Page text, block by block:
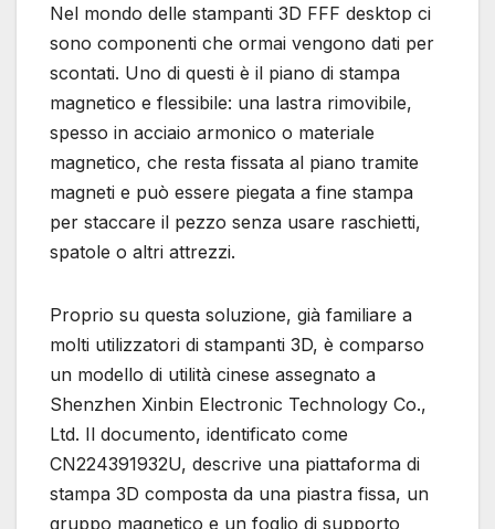
Nel mondo delle stampanti 3D FFF desktop ci
sono componenti che ormai vengono dati per
scontati. Uno di questi è il piano di stampa
magnetico e flessibile: una lastra rimovibile,
spesso in acciaio armonico o materiale
magnetico, che resta fissata al piano tramite
magneti e può essere piegata a fine stampa
per staccare il pezzo senza usare raschietti,
spatole o altri attrezzi.
Proprio su questa soluzione, già familiare a
molti utilizzatori di stampanti 3D, è comparso
un modello di utilità cinese assegnato a
Shenzhen Xinbin Electronic Technology Co.,
Ltd. Il documento, identificato come
CN224391932U, descrive una piattaforma di
stampa 3D composta da una piastra fissa, un
gruppo magnetico e un foglio di supporto